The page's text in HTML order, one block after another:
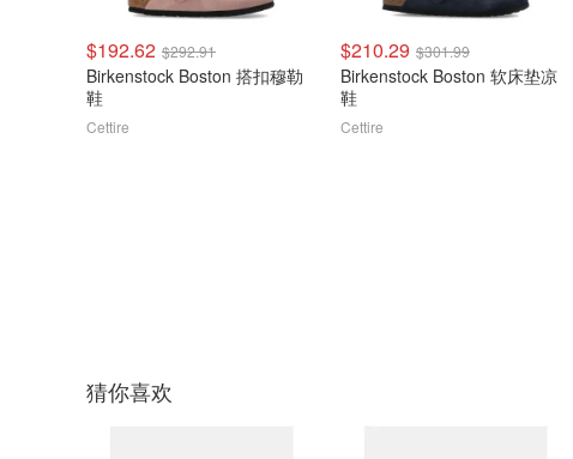
$192.62 $292.91
Birkenstock Boston 搭扣穆勒
鞋
Cettire
$210.29 $301.99
Birkenstock Boston 软床垫凉
鞋
Cettire
猜你喜欢